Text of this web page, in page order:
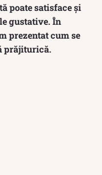
poate satisface și
gustative. În
prezentat cum se
prăjiturică.